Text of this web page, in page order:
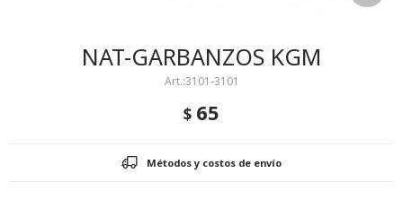
NAT-GARBANZOS KGM
3101-3101
$ 65
Métodos y costos de envío